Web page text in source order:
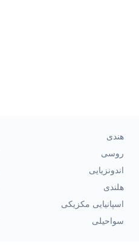
هندی
روسی
اندونزیایی
هلندی
اسپانیایی مکزیکی
سواحیلی